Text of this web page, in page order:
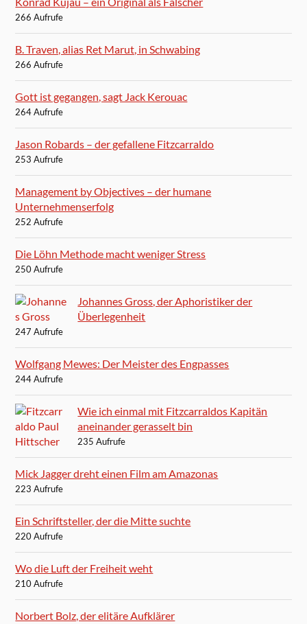
266 Aufrufe
B. Traven, alias Ret Marut, in Schwabing
266 Aufrufe
Gott ist gegangen, sagt Jack Kerouac
264 Aufrufe
Jason Robards – der gefallene Fitzcarraldo
253 Aufrufe
Management by Objectives – der humane
Unternehmenserfolg
252 Aufrufe
Die Löhn Methode macht weniger Stress
250 Aufrufe
Johannes Gross, der Aphoristiker der
Überlegenheit
247 Aufrufe
Wolfgang Mewes: Der Meister des Engpasses
244 Aufrufe
Wie ich einmal mit Fitzcarraldos Kapitän
aneinander gerasselt bin
235 Aufrufe
Mick Jagger dreht einen Film am Amazonas
223 Aufrufe
Ein Schriftsteller, der die Mitte suchte
220 Aufrufe
Wo die Luft der Freiheit weht
210 Aufrufe
Norbert Bolz, der elitäre Aufklärer